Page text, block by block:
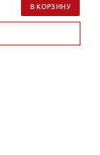
В КОРЗИНУ